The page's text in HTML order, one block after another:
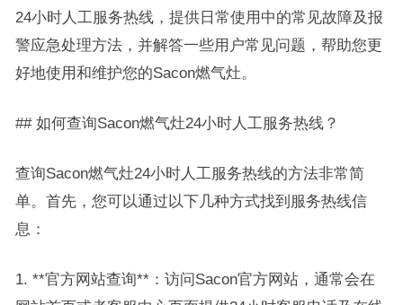
24小时人工服务热线，提供日常使用中的常见故障及报
警应急处理方法，并解答一些用户常见问题，帮助您更
好地使用和维护您的Sacon燃气灶。
## 如何查询Sacon燃气灶24小时人工服务热线？
查询Sacon燃气灶24小时人工服务热线的方法非常简
单。首先，您可以通过以下几种方式找到服务热线信
息：
1. **官方网站查询**：访问Sacon官方网站，通常会在